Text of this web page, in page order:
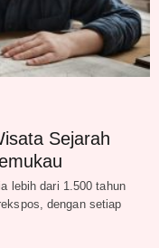
Sejarah
lebih dari 1.500 tahun
dengan setiap